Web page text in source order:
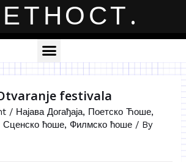
Otvaranje festivala
/ Најава Догађаја, Поетско Ћоше,
Сценско ћоше,Филмско ћоше / By